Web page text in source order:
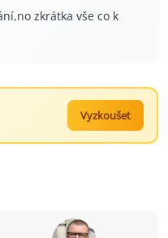
zkrátka vše co k
Vyzkoušet